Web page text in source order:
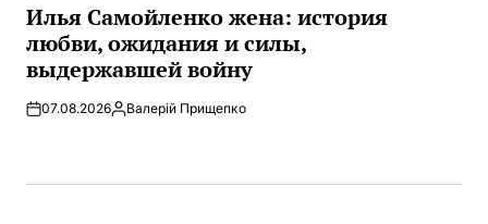
В
Илья Самойленко жена: история
любви, ожидания и силы,
выдержавшей войну
07.08.2026Запись
Валерій Прищепко